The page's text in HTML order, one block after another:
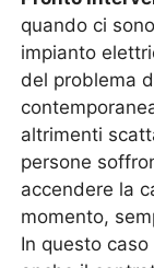
quando ci
impianto
del problema
altrimenti
persone
accendere la
momento,
In questo caso